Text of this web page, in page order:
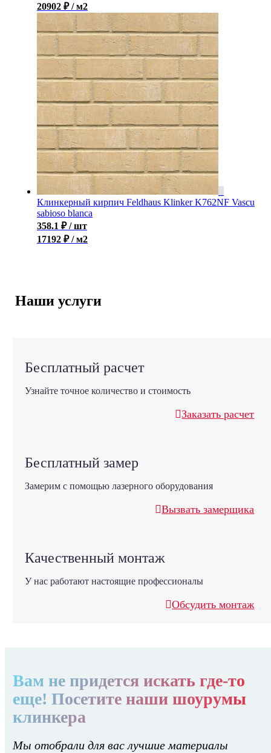
20902 ₽ / м2
Клинкерный кирпич Feldhaus Klinker K762NF Vascu
sabioso blanca
358.1 ₽ / шт
17192 ₽ / м2
Наши услуги
Бесплатный расчет
Узнайте точное количество и стоимость
Заказать расчет
Бесплатный замер
Замерим с помощью лазерного оборудования
Вызвать замерщика
Качественный монтаж
У нас работают настоящие профессионалы
Обсудить монтаж
Вам не придется искать где-то
еще! Посетите наши шоурумы
клинкера
Мы отобрали для вас лучшие материалы